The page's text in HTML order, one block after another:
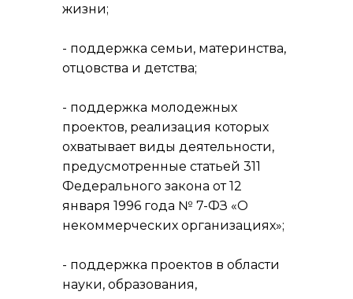
жизни;
- поддержка семьи, материнства,
отцовства и детства;
- поддержка молодежных
проектов, реализация которых
охватывает виды деятельности,
предусмотренные статьей 311
Федерального закона от 12
января 1996 года № 7-ФЗ «О
некоммерческих организациях»;
- поддержка проектов в области
науки, образования,